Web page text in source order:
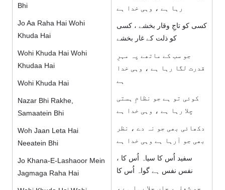
Bhi
Jo Aa Raha Hai Wohi
Khuda Hai
Wohi Khuda Hai Wohi
Khudaa Hai
Wohi Khuda Hai
Nazar Bhi Rakhe,
Samaatein Bhi
Woh Jaan Leta Hai
Neeatein Bhi
Jo Khana-E-Lashaoor Mein
Jagmaga Raha Hai
رہا ہے ، وہی خدا ہے
کسی کو تاجِ وقار بخشے ، کسی
کو ذلت کے غار بخشے
جو سب کے ماتھے پہ مہرِ
قدرت لگا رہا ہے ، وہی خدا
ہے
کوئی تو ہے جو نظامِ ہستی
چلا رہا ہے ، وہی خدا ہے
دکھائی بھی جو نہ دے ، نظر
بھی جو آرہا ہے وہی خدا ہے
سفید اُس کا سیاہ اُس کا ،
نفس نفس ہے گواہ اُس کا
جو شعلہء جاں جلا رہا ہے ،